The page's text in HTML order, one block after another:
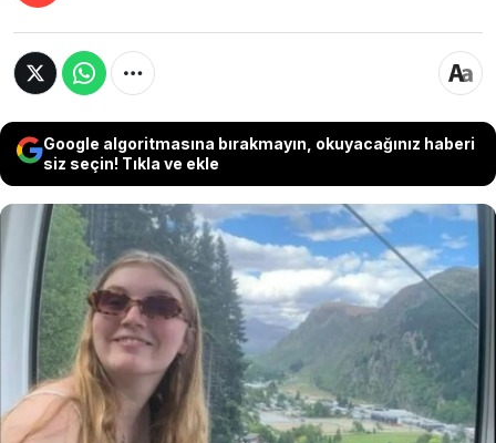
Google algoritmasına bırakmayın, okuyacağınız haberi
siz seçin! Tıkla ve ekle
Çıktığı tatilin ardından değişik
semptomlar yaşayan genç kadın
ölümden döndü.